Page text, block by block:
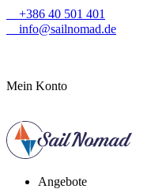
+386 40 501 401
info@sailnomad.de
Mein Konto
Angebote